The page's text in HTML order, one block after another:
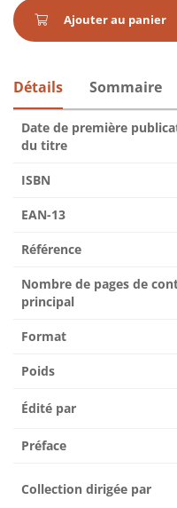
Ajouter au panier
Détails Sommaire
Date de première
du titre
ISBN
EAN-13
Référence
Nombre de pages de
principal
Format
Poids
Édité par
Préface
Collection dirigée par